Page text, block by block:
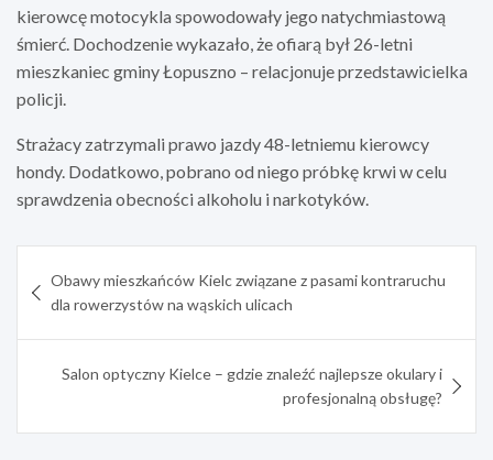
kierowcę motocykla spowodowały jego natychmiastową
śmierć. Dochodzenie wykazało, że ofiarą był 26-letni
mieszkaniec gminy Łopuszno – relacjonuje przedstawicielka
policji.
Strażacy zatrzymali prawo jazdy 48-letniemu kierowcy
hondy. Dodatkowo, pobrano od niego próbkę krwi w celu
sprawdzenia obecności alkoholu i narkotyków.
wpisu
Obawy mieszkańców Kielc związane z pasami kontraruchu
dla rowerzystów na wąskich ulicach
Salon optyczny Kielce – gdzie znaleźć najlepsze okulary i
profesjonalną obsługę?